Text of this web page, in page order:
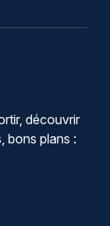
découvrir
bons plans :